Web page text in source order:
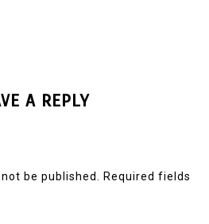
A REPLY
be published.
Required fields